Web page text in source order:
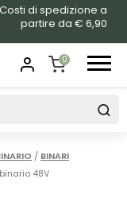
Costi di spedizione a
partire da € 6,90
0
SHOPPING
/ BINARI
48V